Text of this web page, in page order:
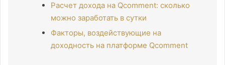
Расчет дохода на Qcomment: сколько
можно заработать в сутки
Факторы, воздействующие на
доходность на платформе Qcomment